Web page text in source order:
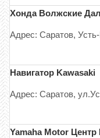
Хонда Волжские
Адрес: Саратов,
Навигатор Kawasaki
Адрес: Саратов,
Yamaha Motor Центр